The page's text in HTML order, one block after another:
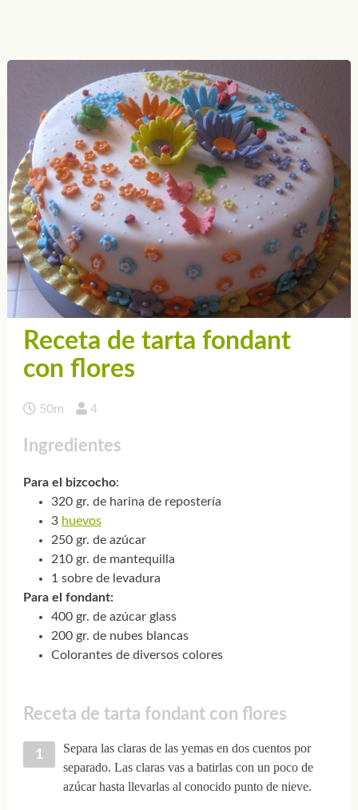
Receta de tarta fondant
con flores
50m 4
Ingredientes
Para el bizcocho:
320 gr. de harina de repostería
3 huevos
250 gr. de azúcar
210 gr. de mantequilla
1 sobre de levadura
Para el fondant:
400 gr. de azúcar glass
200 gr. de nubes blancas
Colorantes de diversos colores
Receta de tarta fondant con flores
Separa las claras de las yemas en dos cuentos por
separado. Las claras vas a batirlas con un poco de
azúcar hasta llevarlas al conocido punto de nieve.